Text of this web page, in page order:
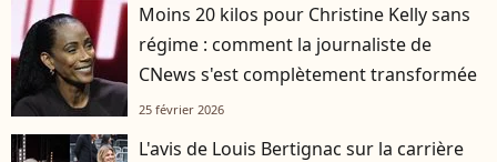
Moins 20 kilos pour Christine Kelly sans
régime : comment la journaliste de
CNews s'est complètement transformée
25 février 2026
L'avis de Louis Bertignac sur la carrière